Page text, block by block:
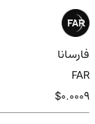
فارسانا
FAR
$0.0009